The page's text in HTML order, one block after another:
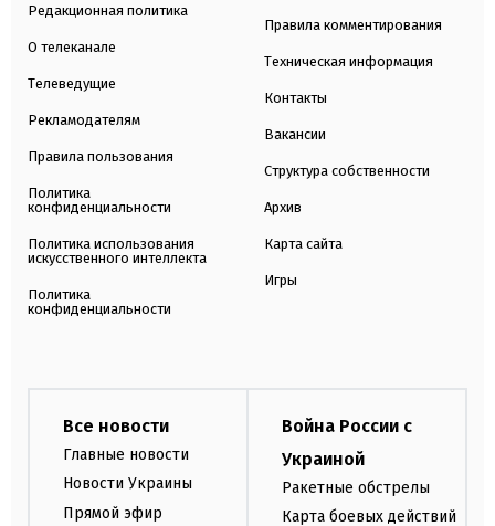
Редакционная политика
О телеканале
Телеведущие
Рекламодателям
Правила пользования
Политика
конфиденциальности
Политика использования
искусственного интеллекта
Политика
конфиденциальности
Правила комментирования
Техническая информация
Контакты
Вакансии
Структура собственности
Архив
Карта сайта
Игры
Все новости
Главные новости
Новости Украины
Прямой эфир
Война России с
Украиной
Ракетные обстрелы
Карта боевых действий